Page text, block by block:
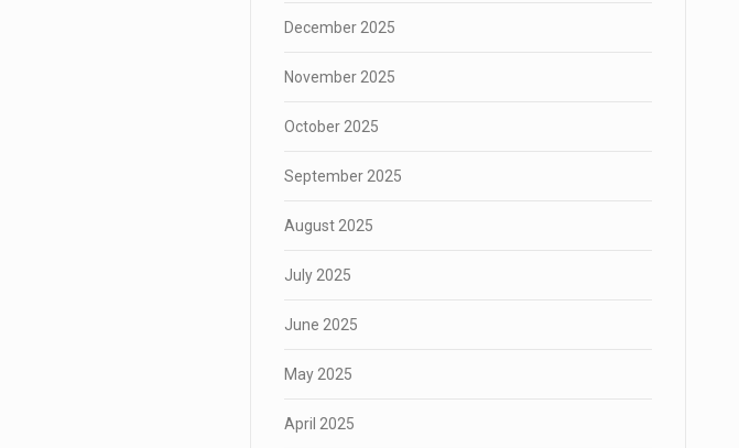
December 2025
November 2025
October 2025
September 2025
August 2025
July 2025
June 2025
May 2025
April 2025